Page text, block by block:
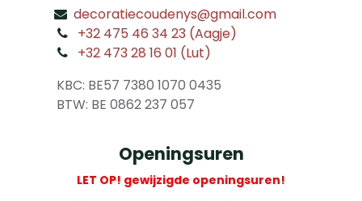
decoratiecoudenys@gmail.com
+32 475 46 34 23 (Aagje)
+32 473 28 16 01 (Lut)
KBC: BE57 7380 1070 0435
​ BTW: BE 0862 237 057
Openingsuren
LET OP! gewijzigde openingsuren!